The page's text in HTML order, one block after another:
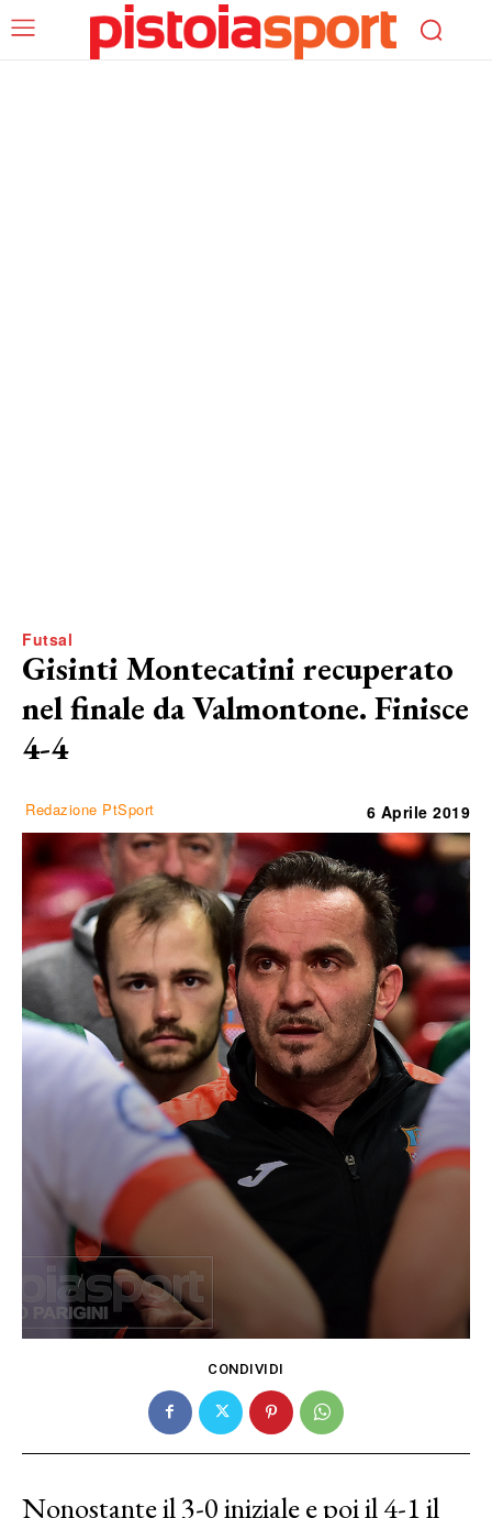
Futsal
Gisinti Montecatini recuperato
nel finale da Valmontone. Finisce
4-4
Redazione PtSport 6 Aprile 2019
CONDIVIDI
Nonostante il 3-0 iniziale e poi il 4-1 il